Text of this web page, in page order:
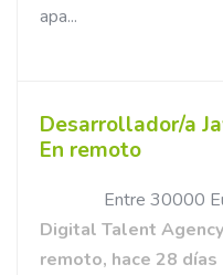
apa...
Desarrollador/a
En remoto
Entre 30000
Digital Talent
remoto, hace 28 días